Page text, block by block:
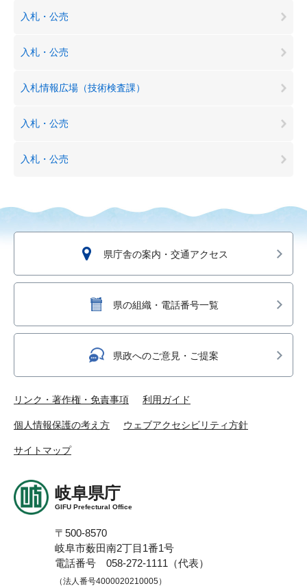
入札・公売
入札・公売
入札情報広場（技術検査課）
入札・公売
入札・公売
県庁舎の案内・交通アクセス
県の組織・電話番号一覧
県政へのご意見・ご提案
リンク・著作権・免責事項 利用ガイド
個人情報保護の考え方 ウェブアクセシビリティ方針
サイトマップ
岐阜県庁
GIFU Prefectural Office
〒500-8570
岐阜市薮田南2丁目1番1号
電話番号 058-272-1111（代表）
（法人番号4000020210005）